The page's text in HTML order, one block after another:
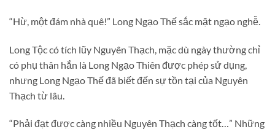
“Hừ, một đám nhà quê!” Long Ngạo Thế sắc mặt ngạo nghễ.
Long Tộc có tích lũy Nguyên Thạch, mặc dù ngày thường chỉ
có phụ thân hắn là Long Ngạo Thiên được phép sử dụng,
nhưng Long Ngạo Thế đã biết đến sự tồn tại của Nguyên
Thạch từ lâu.
“Phải đạt được càng nhiều Nguyên Thạch càng tốt…” Những